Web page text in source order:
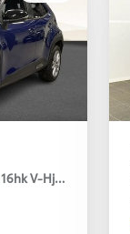
V-Hjul Drag JBL